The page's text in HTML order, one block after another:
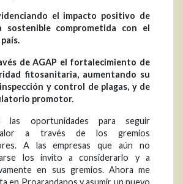
el impacto positivo de
sostenible comprometida con el
de AGAP el fortalecimiento de
fitosanitaria, aumentando su
y control de plagas, y de
promotor.
las oportunidades para seguir
a través de los gremios
A las empresas que aún no
los invito a considerarlo y a
en sus gremios. Ahora me